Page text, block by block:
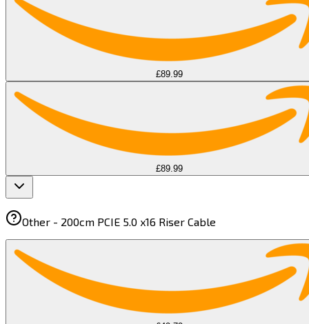
£89.99
£89.99
Other - 200cm PCIE 5.0 x16 Riser Cable​​​​‌ ‍ ​‍​‍‌‍ ‌ ​‍‌‍‍‌‌‍‌ ‌‍‍‌‌‍ ‍​‍​‍​ ‍‍​‍​‍‌ ​ ‌‍​‌‌‍ ‍‌‍‍‌‌ ‌​‌ ‍‌​‍ ‍‌‍‍‌‌‍ ​‍​‍​‍ ​​‍​‍‌‍‍​‌ ​‍‌‍‌‌‌‍‌‍​‍​‍​ ‍‍​‍​‍​‍ ‌‍​‌‌‍‌​‌‍ ‌‌‍‍‌‌‍ ‍​‍ ‌‍‍‌‌‍ ‍‌ ‌​‌‍‌‌‌‍ ‍‌ ‌​​‍ ‌‍‌‌‌‍‌​‌‍‍‌‌ ‌​​‍ ‌‍ ‌‌‍ ‌‍‌​‌‍‌‌​ ‌‌ ​​‌ ​‍‌‍‌‌‌ ​ ‌‍‌‌‌‍ ‍‌ ‌​‌‍​‌‌ ‌​‌‍‍‌‌‍ ‌‍ ‍​ ‍ ‌‍‍‌‌‍‌​​ ‌‌‍‌‍​ ‌‍​ ‍​​ ‌‌‌‍‌‍‌‍‌‍‌‍​ ​ ‌​​‍ ‌‌‍‌‌​ ‍‌​ ​ ​ ​ ​‍ ‌​ ‌​​ ​ ​ ‌​​ ​ ​‍ ‌‌‍​‌​ ‌​‌‍‌‍​ ​‍​‍ ‌​ ​ ​ ‌‌‌‍‌‌‌‍‌‌‌‍​‍‌‍​‍​ ​ ‌‍​‍​ ‌ ​ ‌‍‌‍‌‍​ ‌ ​ ‍ ‌ ‌​‌ ‍‌‌ ​​‌‍‌‌​ ‌‌‍ ‌ ‌​‌‍‍​‌‍‌‌‌ ​‍​ ‍ ‌ ​​‌‍​‌‌ ‌​‌‍‍​​ ‌‌‍ ‍‌‍​‌‌‍ ‌‌‍‌‌​ ‌‍​‍‌‍​‌‌ ​ ‌‍‌‌‌‌‌‌‌ ​‍‌‍ ​​ ‌​‍‌‌​ ​‍‌​‌‍‌‍​‌‌‍‌​‌‍ ‌‌‍‍‌‌‍ ‍​‍‌‍‌‍‍‌‌‍‌​​ ‌‌‍‌‍​ ‌‍​ ‍​​ ‌‌‌‍‌‍‌‍‌‍‌‍​ ​ ‌​​‍ ‌‌‍‌‌​ ‍‌​ ​ ​ ​ ​‍ ‌​ ‌​​ ​ ​ ‌​​ ​ ​‍ ‌‌‍​‌​ ‌​‌‍‌‍​ ​‍​‍ ‌​ ​ ​ ‌‌‌‍‌‌‌‍‌‌‌‍​‍‌‍​‍​ ​ ‌‍​‍​ ‌ ​ ‌‍‌‍‌‍​ ‌ ​‍‌‍‌ ‌​‌ ‍‌‌ ​​‌‍‌‌​ ‌‌‍ ‌ ‌​‌‍‍​‌‍‌‌‌ ​‍​‍‌‍‌ ​​‌‍​‌‌ ‌​‌‍‍​​ ‌‌‍ ‍‌‍​‌‌‍ ‌‌‍‌‌​‍‌‍‌ ​​‌‍‌‌‌ ​‍‌ ​ ‌ ​​‌‍‌‌‌‍​ ‌ ‌​‌‍‍‌‌ ‌‍‌‍‌‌​ ‌‌ ​​‌ ‌‌‌‍​‍‌‍ ​‌‍‍‌‌ ​ ‌‍‍​‌‍‌‌‌‍‌​​‍​‍‌ ‌